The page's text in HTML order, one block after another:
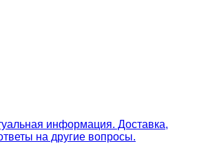
информация. Доставка,
на другие вопросы.